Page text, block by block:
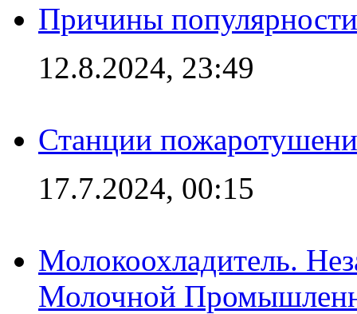
Причины
12.8.2024, 23:49
Станции
17.7.2024, 00:15
Молокоохладитель.
Молочной